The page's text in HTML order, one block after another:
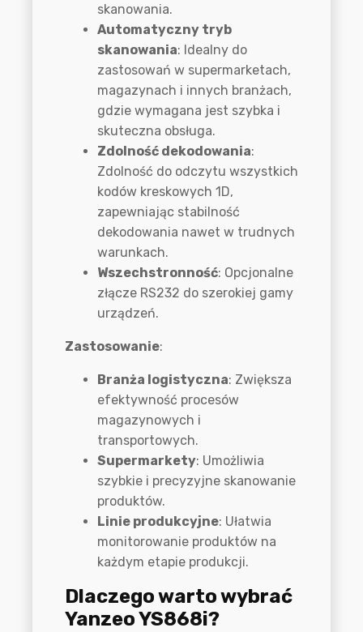
skanowania.
Automatyczny tryb
skanowania: Idealny do
zastosowań w supermarketach,
magazynach i innych branżach,
gdzie wymagana jest szybka i
skuteczna obsługa.
Zdolność dekodowania:
Zdolność do odczytu wszystkich
kodów kreskowych 1D,
zapewniając stabilność
dekodowania nawet w trudnych
warunkach.
Wszechstronność: Opcjonalne
złącze RS232 do szerokiej gamy
urządzeń.
Zastosowanie:
Branża logistyczna: Zwiększa
efektywność procesów
magazynowych i
transportowych.
Supermarkety: Umożliwia
szybkie i precyzyjne skanowanie
produktów.
Linie produkcyjne: Ułatwia
monitorowanie produktów na
każdym etapie produkcji.
Dlaczego warto wybrać
Yanzeo YS868i?